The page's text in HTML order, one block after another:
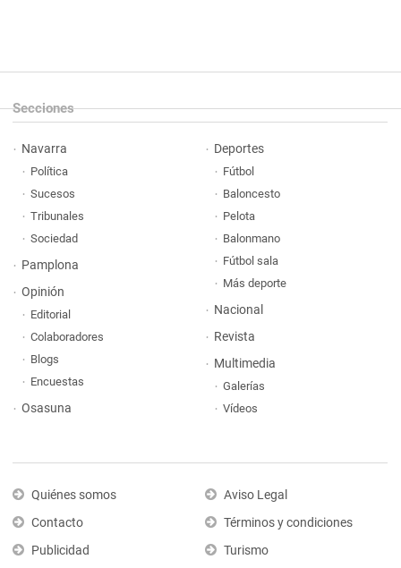
Secciones
Navarra
Política
Sucesos
Tribunales
Sociedad
Pamplona
Opinión
Editorial
Colaboradores
Blogs
Encuestas
Osasuna
Deportes
Fútbol
Baloncesto
Pelota
Balonmano
Fútbol sala
Más deporte
Nacional
Revista
Multimedia
Galerías
Vídeos
Quiénes somos
Contacto
Publicidad
Aviso Legal
Términos y condiciones
Turismo